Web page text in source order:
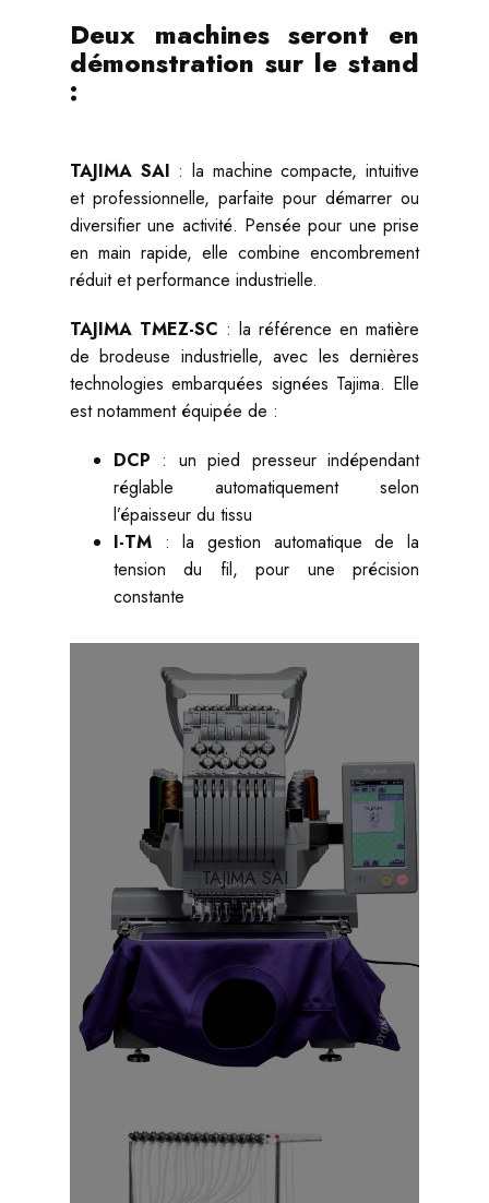
Deux machines seront en
démonstration sur le stand
:
TAJIMA SAI : la machine compacte, intuitive
et professionnelle, parfaite pour démarrer ou
diversifier une activité. Pensée pour une prise
en main rapide, elle combine encombrement
réduit et performance industrielle.
TAJIMA TMEZ-SC : la référence en matière
de brodeuse industrielle, avec les dernières
technologies embarquées signées Tajima. Elle
est notamment équipée de :
DCP : un pied presseur indépendant
réglable automatiquement selon
l’épaisseur du tissu
I-TM : la gestion automatique de la
tension du fil, pour une précision
constante
TAJIMA SAI